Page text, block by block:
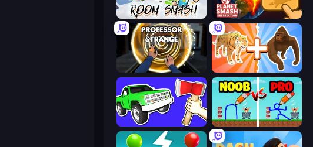
Office Brawl - Room Smash Planet Smash Destruction
Professor Strange Animal DNA Run
DOP Noob: Draw to Save